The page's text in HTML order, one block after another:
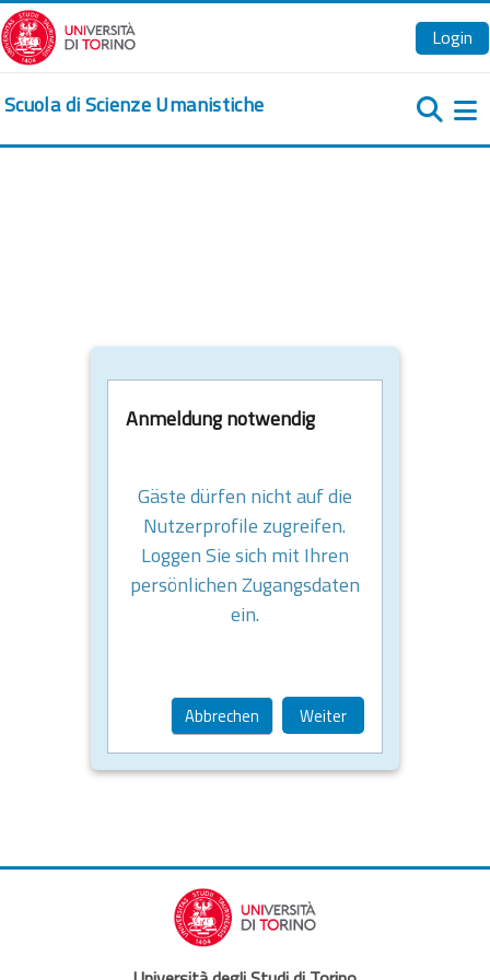
Zum Hauptinhalt
Login
Scuola di Scienze Umanistiche
Anmeldung notwendig
Gäste dürfen nicht auf die
Nutzerprofile zugreifen.
Loggen Sie sich mit Ihren
persönlichen Zugangsdaten
ein.
Abbrechen Weiter